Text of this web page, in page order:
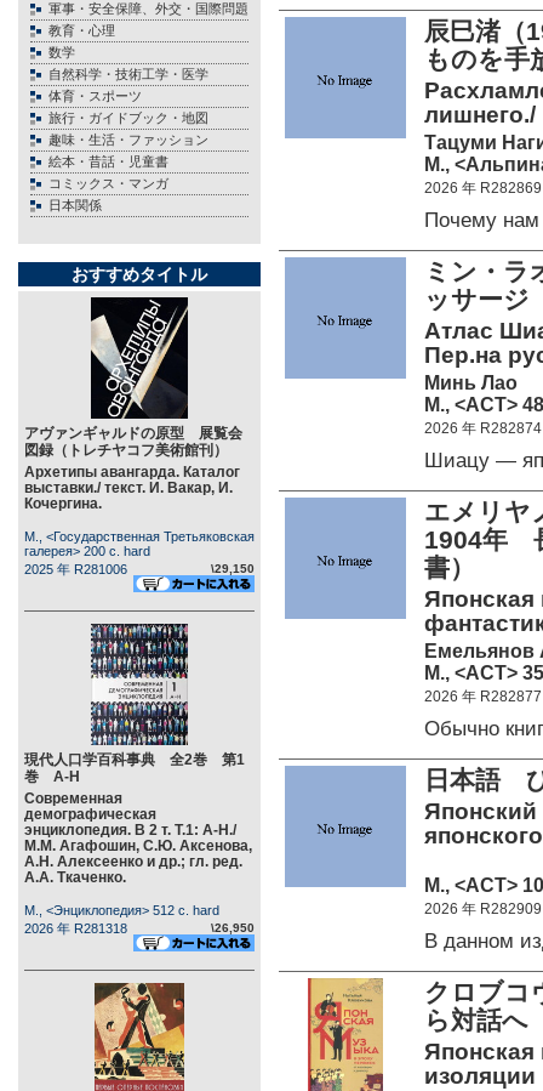
軍事・安全保障、外交・国際問題
教育・心理
数学
自然科学・技術工学・医学
体育・スポーツ
旅行・ガイドブック・地図
趣味・生活・ファッション
絵本・昔話・児童書
コミックス・マンガ
日本関係
おすすめタイトル
アヴァンギャルドの原型 展覧会
図録（トレチヤコフ美術館刊）
Архетипы авангарда. Каталог
выставки./ текст. И. Вакар, И.
Кочергина.
М., <Государственная Третьяковская
галерея> 200 c. hard
2025 年 R281006
\29,150
現代人口学百科事典 全2巻 第1
巻 А-Н
Современная
демографическая
энциклопедия. В 2 т. Т.1: А-Н./
М.М. Агафошин, С.Ю. Аксенова,
А.Н. Алексеенко и др.; гл. ред.
А.А. Ткаченко.
М., <Энциклопедия> 512 c. hard
2026 年 R281318
\26,950
辰巳渚
ものを
лишнего./
Тацуми
М.,
2026 年 R282869
Почему нам
ミン・
ッサー
Атлас
Пер.на
Минь Лао
М., <АСТ>
2026 年 R282874
Шиацу —
エメリ
1904年
書）
Японская
Емельянов
М., <АСТ>
2026 年 R282877
Обычно
日本語
Японский
М., <АСТ>
2026 年 R282909
В данном
クロブ
ら対話
Японская
изоляции